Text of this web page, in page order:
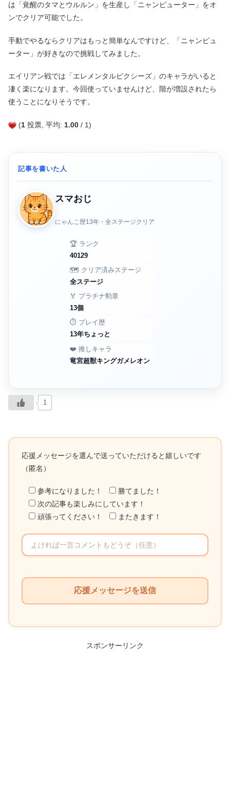
は「覚醒のタマとウルルン」を生産し「ニャンピューター」をオ
ンでクリア可能でした。
手動でやるならクリアはもっと簡単なんですけど、「ニャンピュ
ーター」が好きなので挑戦してみました。
エイリアン戦では「エレメンタルピクシーズ」のキャラがいると
凄く楽になります。今回使っていませんけど、階が増設されたら
使うことになりそうです。
(1 投票, 平均: 1.00 / 1)
記事を書いた人
スマおじ
にゃんこ歴13年・全ステージクリア
🏆 ランク
40129
🗺️ クリア済みステージ
全ステージ
🏅 プラチナ勲章
13個
⏱️ プレイ歴
13年ちょっと
❤️ 推しキャラ
竜宮超獣キングガメレオン
1
応援メッセージを選んで送っていただけると嬉しいです
（匿名）
参考になりました！
勝てました！
次の記事も楽しみにしています！
頑張ってください！
またきます！
フ
ー
スポンサーリンク